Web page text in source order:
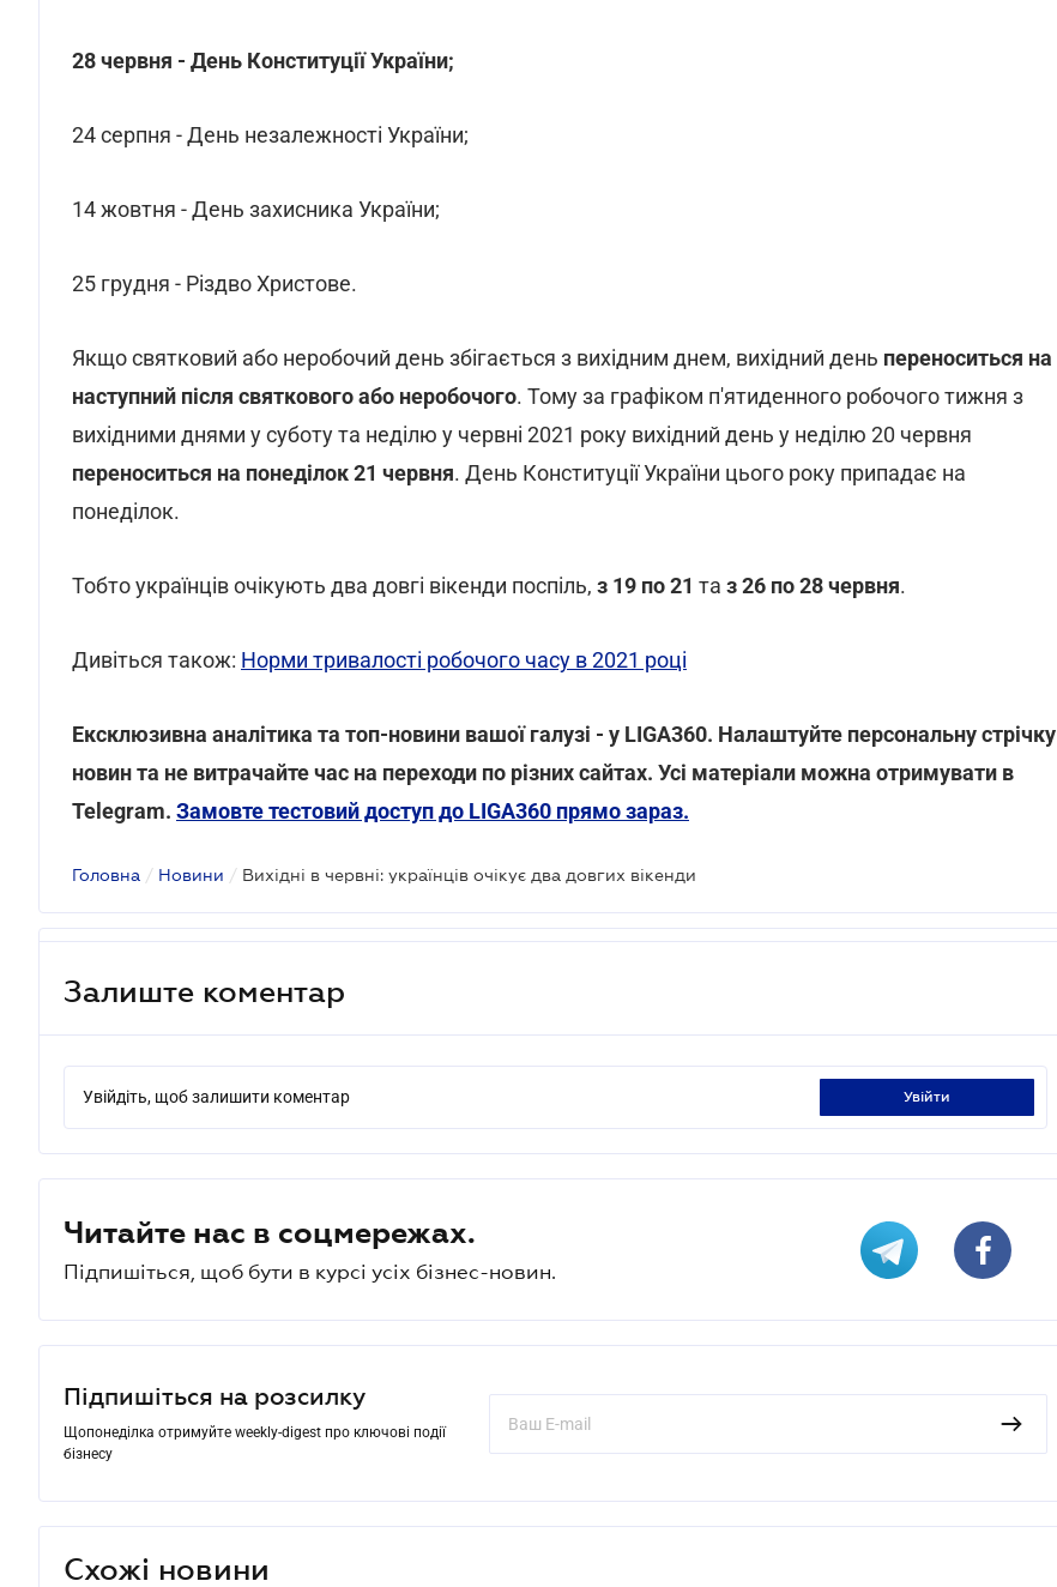
28 червня - День Конституції України;
24 серпня - День незалежності України;
14 жовтня - День захисника України;
25 грудня - Різдво Христове.
Якщо святковий або неробочий день збігається з вихідним днем, вихідний день переноситься на
наступний після святкового або неробочого. Тому за графіком п'ятиденного робочого тижня з
вихідними днями у суботу та неділю у червні 2021 року вихідний день у неділю 20 червня
переноситься на понеділок 21 червня. День Конституції України цього року припадає на
понеділок.
Тобто українців очікують два довгі вікенди поспіль, з 19 по 21 та з 26 по 28 червня.
Дивіться також: Норми тривалості робочого часу в 2021 році
Ексклюзивна аналітика та топ-новини вашої галузі - у LIGA360. Налаштуйте персональну стрічку
новин та не витрачайте час на переходи по різних сайтах. Усі матеріали можна отримувати в
Telegram. Замовте тестовий доступ до LIGA360 прямо зараз.
Головна / Новини / Вихідні в червні: українців очікує два довгих вікенди
Залиште коментар
Увійдіть, щоб залишити коментар увійти
Читайте нас в соцмережах.
Підпишіться, щоб бути в курсі усіх бізнес-новин.
Підпишіться на розсилку
Щопонеділка отримуйте weekly-digest про ключові події
бізнесу
Схожі новини